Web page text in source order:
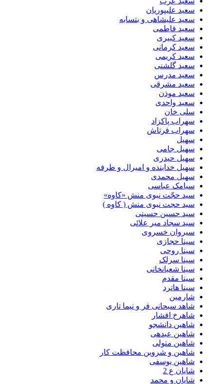
سعید علیپوریان
سعید علیشاهی و بتسابه
سعید فاطمی
سعید کبیری
سعید کرمانی
سعید کریمی
سعید گلشنی
سعید مدرس
سعید مشرقی
سعید موذن
سعید واحدی
سلی خان
سهراب پاکزاد
سهراب فرتاش
سهیل
سهیل جامی
سهیل حیدری
سهیل خدابنده و امیرال و طرفه
سهیل محمدی
سیامک عباسی
سید حجّت نبوی منش «کاوه»
سید حجت نبوی منش ( کاوه )
سید حسین حسینى
سید سجاد میر علائی
سیروان خسروی
سینا حجازی
سینا روحی
سینا سرلک
سینا شعبانخانی
سینا مقدم
سینا هاترد
شارمین
شاهد سبحانی فر و نیما تاری
شاهرخ افشار
شاهین دانشجو
شاهین عبدهی
شاهین متولی
شاهین و شروین محافظت کار
شاهین یوسفی
شایان ع 2
شایان و محمد